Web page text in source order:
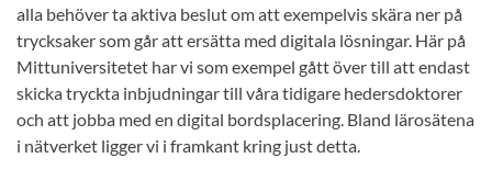
alla behöver ta aktiva beslut om att exempelvis skära ner på
trycksaker som går att ersätta med digitala lösningar. Här på
Mittuniversitetet har vi som exempel gått över till att endast
skicka tryckta inbjudningar till våra tidigare hedersdoktorer
och att jobba med en digital bordsplacering. Bland lärosätena
i nätverket ligger vi i framkant kring just detta.